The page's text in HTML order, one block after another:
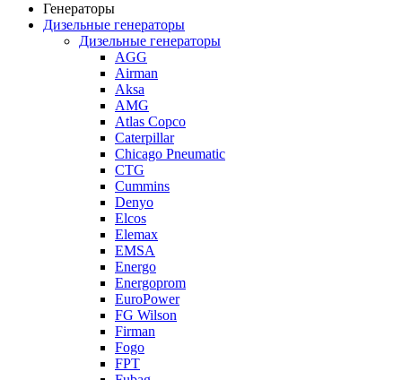
Генераторы
Дизельные генераторы
Дизельные генераторы
AGG
Airman
Aksa
AMG
Atlas Copco
Caterpillar
Chicago Pneumatic
CTG
Cummins
Denyo
Elcos
Elemax
EMSA
Energo
Energoprom
EuroPower
FG Wilson
Firman
Fogo
FPT